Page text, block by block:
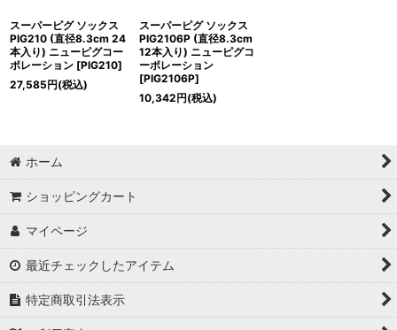
スーパーピグ ソックス
PIG210 (直径8.3cm 24
本入り) ニューピグコー
ポレーション [PIG210]
27,585円(税込)
スーパーピグ ソックス
PIG2106P (直径8.3cm
12本入り) ニューピグコ
ーポレーション
[PIG2106P]
10,342円(税込)
ホーム
ショッピングカート
マイページ
最近チェックしたアイテム
特定商取引法表示